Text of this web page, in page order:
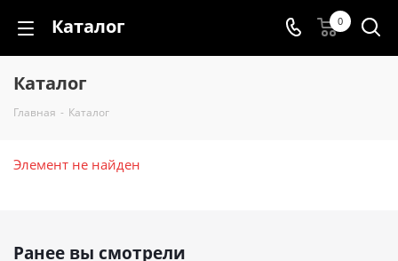
Каталог 0
Каталог
Главная - Каталог
Элемент не найден
Ранее вы смотрели